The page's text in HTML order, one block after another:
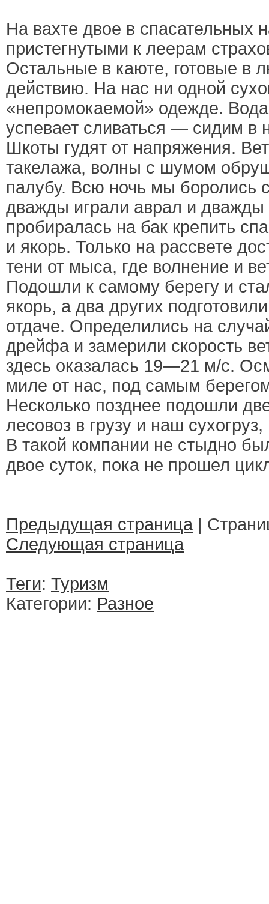
На вахте двое в спасательных
пристегнутыми к леерам
Остальные в каюте, готовые в
действию. На нас ни одной
«непромокаемой» одежде. Вода
успевает сливаться — сидим в
Шкоты гудят от напряжения.
такелажа, волны с шумом
палубу. Всю ночь мы боролись
дважды играли аврал и дважды
пробиралась на бак крепить
и якорь. Только на рассвете
тени от мыса, где волнение и
Подошли к самому берегу и
якорь, а два других
отдаче. Определились на
дрейфа и замерили скорость
здесь оказалась 19—21 м/с.
миле от нас, под самым
Несколько позднее подошли
лесовоз в грузу и наш
В такой компании не стыдно
двое суток, пока не прошел
Предыдущая страница |
Следующая страница
Теги: Туризм
Категории: Разное